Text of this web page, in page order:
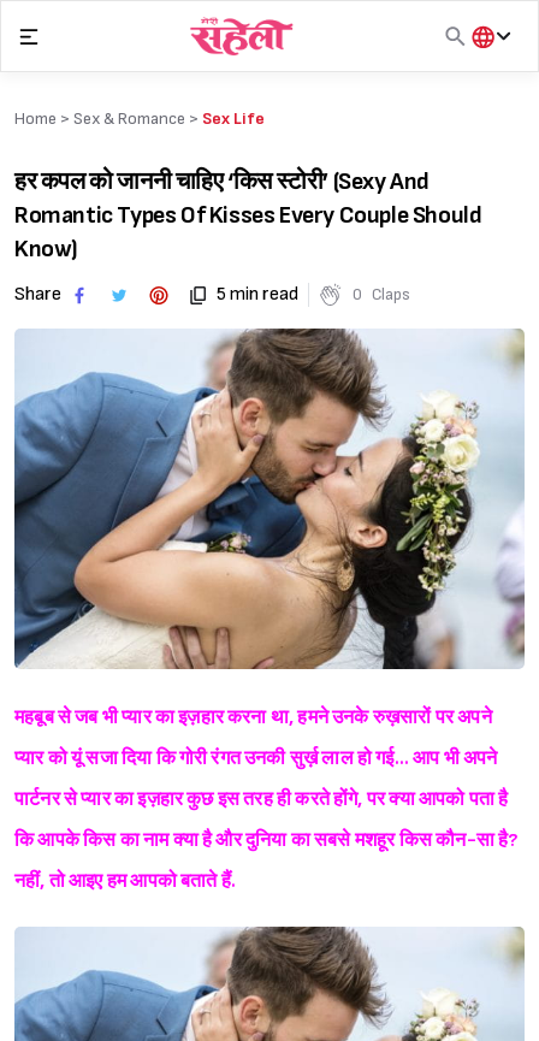
content
हिंदी
Home > Sex & Romance > Sex Life
हर कपल को जाननी चाहिए ‘किस स्टोरी’ (Sexy And
Romantic Types Of Kisses Every Couple Should
Know)
Share 5 min read 0 Claps
महबूब से जब भी प्यार का इज़हार करना था, हमने उनके रुख़सारों पर अपने
प्यार को यूं सजा दिया कि गोरी रंगत उनकी सुर्ख़ लाल हो गई… आप भी अपने
पार्टनर से प्यार का इज़हार कुछ इस तरह ही करते होंगे, पर क्या आपको पता है
कि आपके किस का नाम क्या है और दुनिया का सबसे मशहूर किसकौन-सा है?
नहीं, तो आइए हम आपको बताते हैं.